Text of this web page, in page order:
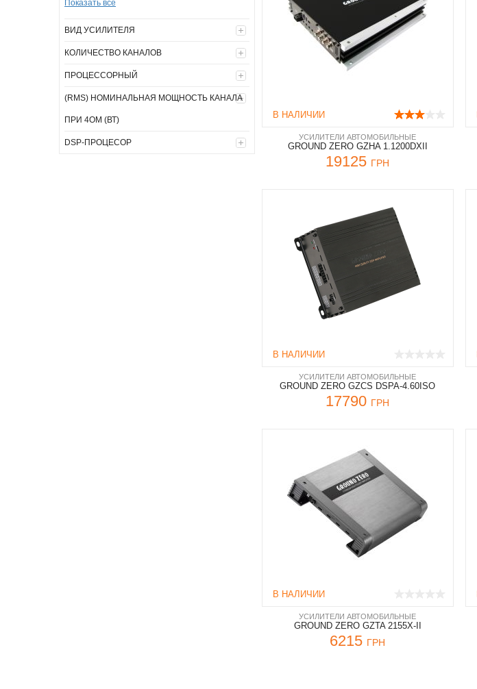
Показать все
ВИД УСИЛИТЕЛЯ
КОЛИЧЕСТВО КАНАЛОВ
ПРОЦЕССОРНЫЙ
(RMS) НОМИНАЛЬНАЯ МОЩНОСТЬ КАНАЛА
ПРИ 4ОМ (ВТ)
DSP-ПРОЦЕСОР
В НАЛИЧИИ
УСИЛИТЕЛИ АВТОМОБИЛЬНЫЕ
GROUND ZERO GZHA 1.1200DXII
19125 ГРН
В НАЛИЧИИ
УСИЛИТЕЛИ АВТОМОБИЛЬНЫЕ
GROUND ZERO GZCS DSPA-4.60ISO
17790 ГРН
В НАЛИЧИИ
УСИЛИТЕЛИ АВТОМОБИЛЬНЫЕ
GROUND ZERO GZTA 2155X-II
6215 ГРН